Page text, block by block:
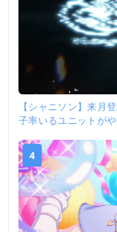
【シャニソン】来月
子率いるユニットが
4